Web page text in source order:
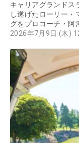
キャリアグランドス
し遂げたローリー・
グをプロコーチ・阿
したいポイントを解
2026年7月9日 (木)